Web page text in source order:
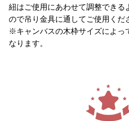
紐はご使用にあわせて調整できる
ので吊り金具に通してご使用くだ
※キャンバスの木枠サイズによっ
なります。